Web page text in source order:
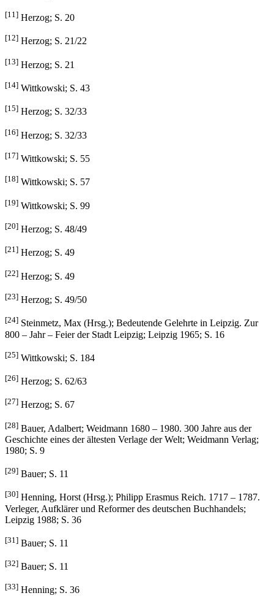
[11] Herzog; S. 20
[12] Herzog; S. 21/22
[13] Herzog; S. 21
[14] Wittkowski; S. 43
[15] Herzog; S. 32/33
[16] Herzog; S. 32/33
[17] Wittkowski; S. 55
[18] Wittkowski; S. 57
[19] Wittkowski; S. 99
[20] Herzog; S. 48/49
[21] Herzog; S. 49
[22] Herzog; S. 49
[23] Herzog; S. 49/50
[24] Steinmetz, Max (Hrsg.); Bedeutende Gelehrte in Leipzig. Zur
800 – Jahr – Feier der Stadt Leipzig; Leipzig 1965; S. 16
[25] Wittkowski; S. 184
[26] Herzog; S. 62/63
[27] Herzog; S. 67
[28] Bauer, Adalbert; Weidmann 1680 – 1980. 300 Jahre aus der
Geschichte eines der ältesten Verlage der Welt; Weidmann Verlag;
1980; S. 9
[29] Bauer; S. 11
[30] Henning, Horst (Hrsg.); Philipp Erasmus Reich. 1717 – 1787.
Verleger, Aufklärer und Reformer des deutschen Buchhandels;
Leipzig 1988; S. 36
[31] Bauer; S. 11
[32] Bauer; S. 11
[33] Henning; S. 36